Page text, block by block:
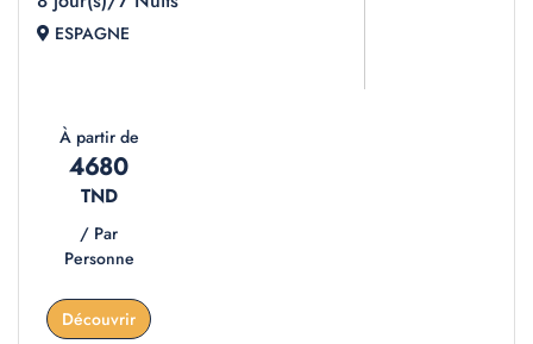
ESPAGNE
À partir de
4680
TND
/ Par
Personne
Découvrir